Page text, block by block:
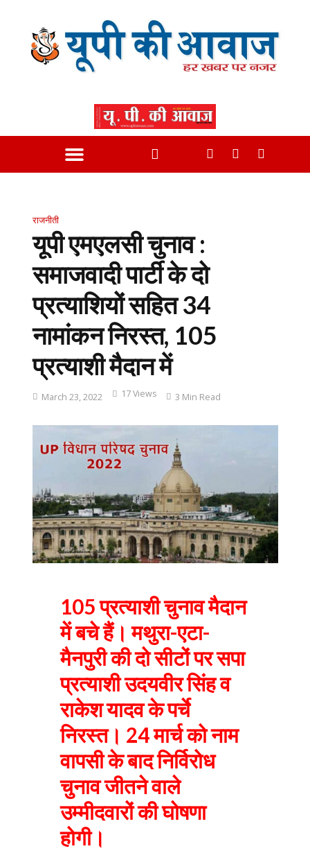
राजनीती
यूपी एमएलसी चुनाव :
समाजवादी पार्टी के दो
प्रत्याशियों सहित 34
नामांकन निरस्त, 105
प्रत्याशी मैदान में
March 23, 2022 17 Views 3 Min Read
105 प्रत्याशी चुनाव मैदान
में बचे हैं। मथुरा-एटा-
मैनपुरी की दो सीटों पर सपा
प्रत्याशी उदयवीर सिंह व
राकेश यादव के पर्चे
निरस्त। 24 मार्च को नाम
वापसी के बाद निर्विरोध
चुनाव जीतने वाले
उम्मीदवारों की घोषणा
होगी।